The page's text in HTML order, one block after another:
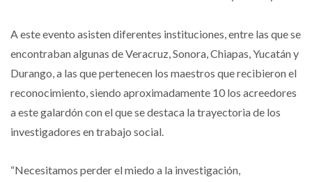
A este evento asisten diferentes instituciones, entre las que se
encontraban algunas de Veracruz, Sonora, Chiapas, Yucatán y
Durango, a las que pertenecen los maestros que recibieron el
reconocimiento, siendo aproximadamente 10 los acreedores
a este galardón con el que se destaca la trayectoria de los
investigadores en trabajo social.
“Necesitamos perder el miedo a la investigación,